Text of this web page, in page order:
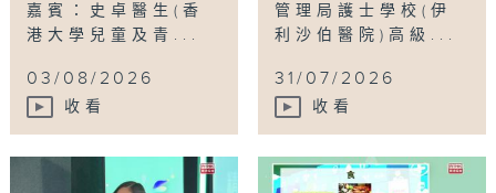
嘉賓：史卓醫生(香
港大學兒童及青...
03/08/2026
收看
管理局護士學校(伊
利沙伯醫院)高級...
31/07/2026
收看